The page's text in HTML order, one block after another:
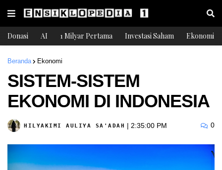
Donasi AI 1 Milyar Pertama Investasi Saham Ekonomi
Beranda Ekonomi
SISTEM-SISTEM
EKONOMI DI INDONESIA
HILYAKIMI AULIYA SA'ADAH | 2:35:00 PM 0